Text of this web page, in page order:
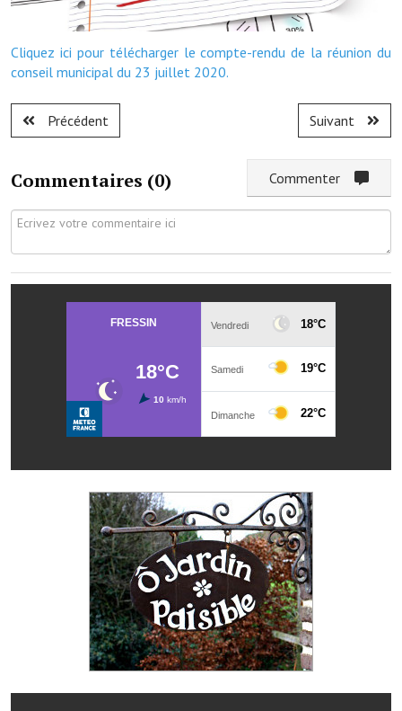
Projets et travaux en cours
Fêtes et manifestations
Numéros d'urgence
Terrains et maisons à vendre
Le personnel municipal
Rapport d'orientation budgétaire
Actions et projets
Procès verbaux des conseils municipaux
Communication
Le bulletin municipal : Fressinfo & Le Fressinois
Toutes les publications
Le village dans l'intercommunalité
Communauté de communes
Cliquez ici pour télécharger le compte-rendu de la réunion du
conseil municipal du 23 juillet 2020.
Précédent Suivant
Commentaires (0)